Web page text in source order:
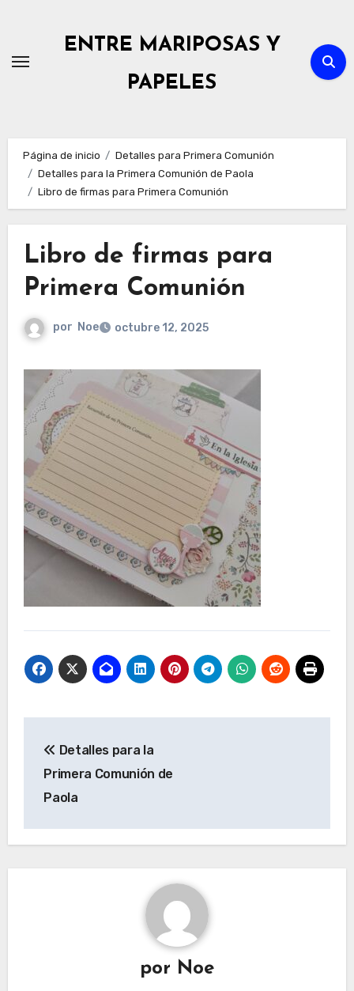
contenido
ENTRE MARIPOSAS Y
PAPELES
Página de inicio
Detalles para Primera Comunión
Detalles para la Primera Comunión de Paola
Libro de firmas para Primera Comunión
Libro de firmas para
Primera Comunión
por Noe octubre 12, 2025
de
entradas
Detalles para la
Primera Comunión de
Paola
por Noe